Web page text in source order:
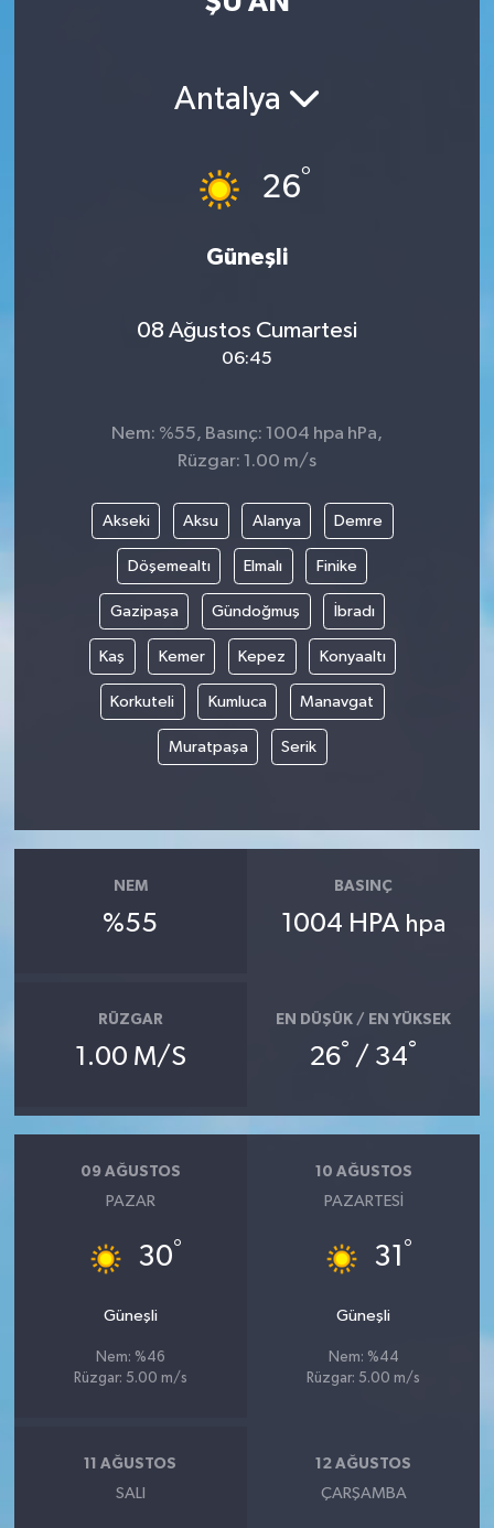
Antalya
26°
Güneşli
08 Ağustos Cumartesi
06:45
Nem: %55, Basınç: 1004 hpa hPa,
Rüzgar: 1.00 m/s
Akseki Aksu Alanya Demre
Döşemealtı Elmalı Finike
Gazipaşa Gündoğmuş İbradı
Kaş Kemer Kepez Konyaaltı
Korkuteli Kumluca Manavgat
Muratpaşa Serik
NEM
%55
BASINÇ
1004 HPA hpa
RÜZGAR
1.00 M/S
EN DÜŞÜK / EN YÜKSEK
26° / 34°
09 AĞUSTOS
PAZAR
30°
Güneşli
Nem: %46
Rüzgar: 5.00 m/s
10 AĞUSTOS
PAZARTESI
31 °
Güneşli
Nem: %44
Rüzgar: 5.00 m/s
11 AĞUSTOS
SALI
12 AĞUSTOS
ÇARŞAMBA
Kültür-Sanat
Yaşam